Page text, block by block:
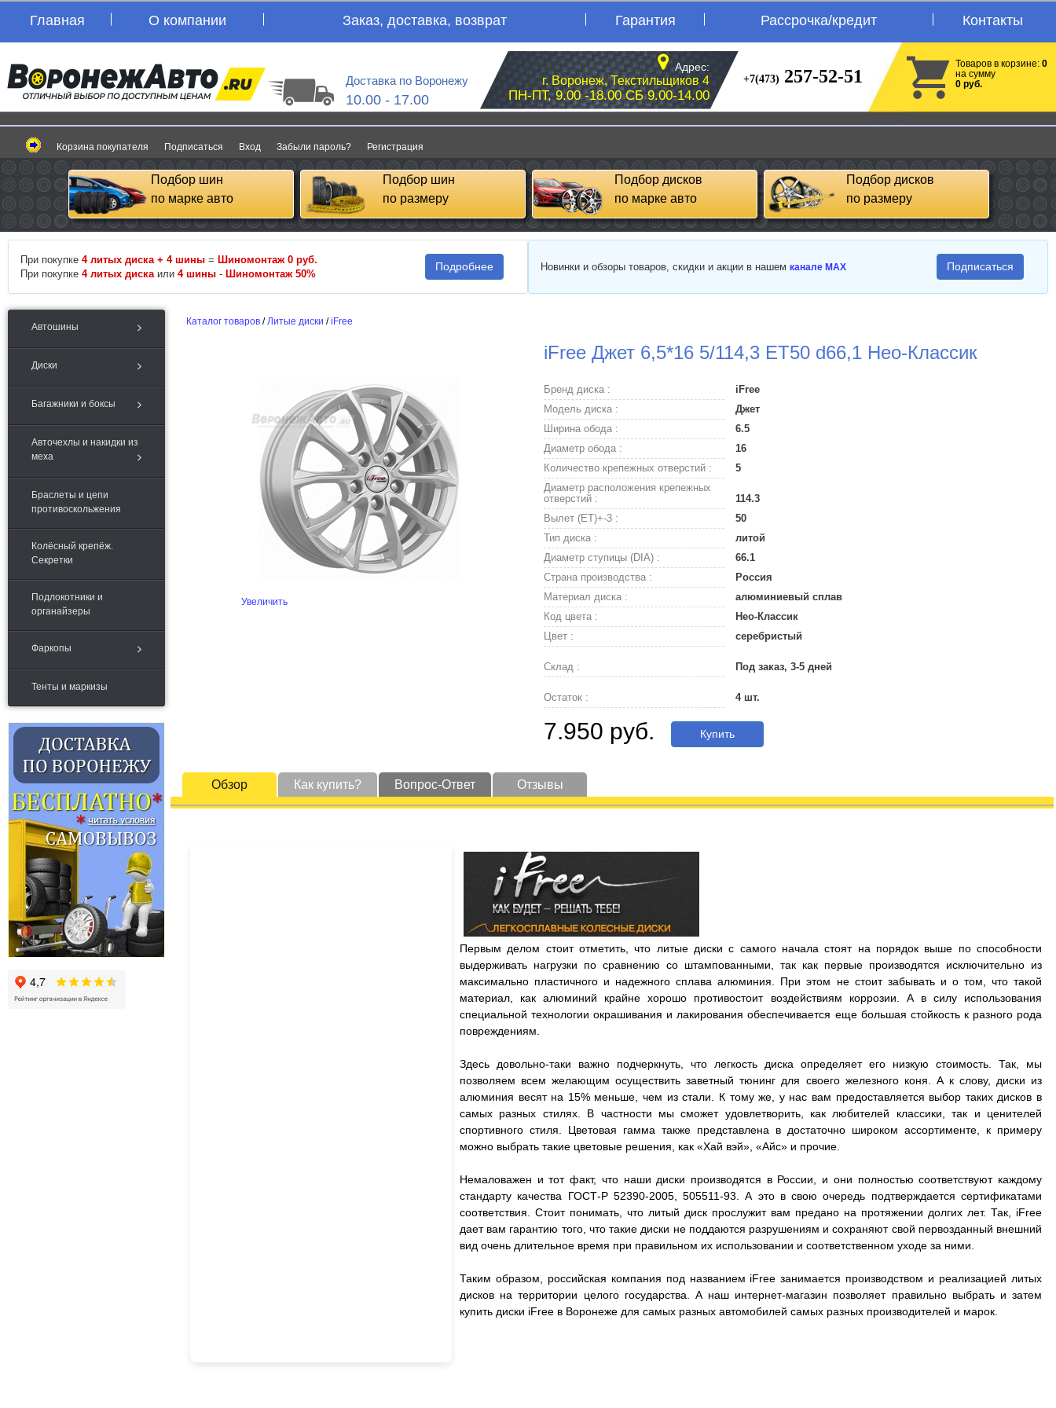
Главная О компании Заказ, доставка, возврат Гарантия Рассрочка/кредит Контакты
Доставка по Воронежу
10.00 - 17.00
Адрес:
г. Воронеж, Текстильщиков 4
ПН-ПТ, 9.00 -18.00 СБ 9.00-14.00
+7(473) 257-52-51
Товаров в корзине: 0
на сумму
0 руб.
Корзина покупателя Подписаться Вход Забыли пароль? Регистрация
Подбор шин
по марке авто
Подбор шин
по размеру
Подбор дисков
по марке авто
Подбор дисков
по размеру
При покупке 4 литых диска + 4 шины = Шиномонтаж 0 руб.
При покупке 4 литых диска или 4 шины - Шиномонтаж 50%
Подробнее Новинки и обзоры товаров, скидки и акции в нашем канале MAX Подписаться
Автошины
Диски
Багажники и боксы
Авточехлы и накидки из
меха
Браслеты и цепи
противоскольжения
Колёсный крепёж.
Секретки
Подлокотники и
органайзеры
Фаркопы
Тенты и маркизы
Каталог товаров /Литые диски /iFree
iFree Джет 6,5*16 5/114,3 ET50 d66,1 Нео-Классик
Увеличить
Бренд диска :
iFree
Модель диска :
Джет
Ширина обода :
6.5
Диаметр обода :
16
Количество крепежных отверстий :
5
Диаметр расположения крепежных
отверстий :
114.3
Вылет (ET)+-3 :
50
Тип диска :
литой
Диаметр ступицы (DIA) :
66.1
Страна производства :
Россия
Материал диска :
алюминиевый сплав
Код цвета :
Нео-Классик
Цвет :
серебристый
Склад : Под заказ, 3-5 дней
Остаток : 4 шт.
7.950 руб. Купить
Обзор Как купить? Вопрос-Ответ Отзывы
Первым делом стоит отметить, что литые диски с самого начала стоят на порядок выше по способности
выдерживать нагрузки по сравнению со штампованными, так как первые производятся исключительно из
максимально пластичного и надежного сплава алюминия. При этом не стоит забывать и о том, что такой
материал, как алюминий крайне хорошо противостоит воздействиям коррозии. А в силу использования
специальной технологии окрашивания и лакирования обеспечивается еще большая стойкость к разного рода
повреждениям.
Здесь довольно-таки важно подчеркнуть, что легкость диска определяет его низкую стоимость. Так, мы
позволяем всем желающим осуществить заветный тюнинг для своего железного коня. А к слову, диски из
алюминия весят на 15% меньше, чем из стали. К тому же, у нас вам предоставляется выбор таких дисков в
самых разных стилях. В частности мы сможет удовлетворить, как любителей классики, так и ценителей
спортивного стиля. Цветовая гамма также представлена в достаточно широком ассортименте, к примеру
можно выбрать такие цветовые решения, как «Хай вэй», «Айс» и прочие.
Немаловажен и тот факт, что наши диски производятся в России, и они полностью соответствуют каждому
стандарту качества ГОСТ-Р 52390-2005, 505511-93. А это в свою очередь подтверждается сертификатами
соответствия. Стоит понимать, что литый диск прослужит вам предано на протяжении долгих лет. Так, iFree
дает вам гарантию того, что такие диски не поддаются разрушениям и сохраняют свой первозданный внешний
вид очень длительное время при правильном их использовании и соответственном уходе за ними.
Таким образом, российская компания под названием iFree занимается производством и реализацией литых
дисков на территории целого государства. А наш интернет-магазин позволяет правильно выбрать и затем
купить диски iFree в Воронеже для самых разных автомобилей самых разных производителей и марок.